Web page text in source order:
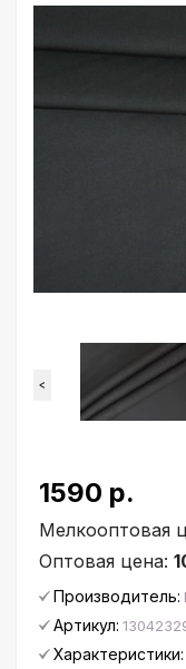
<
1590 р.
Мелкооптовая
Оптовая цена:
Производитель:
Артикул:
Характеристики: